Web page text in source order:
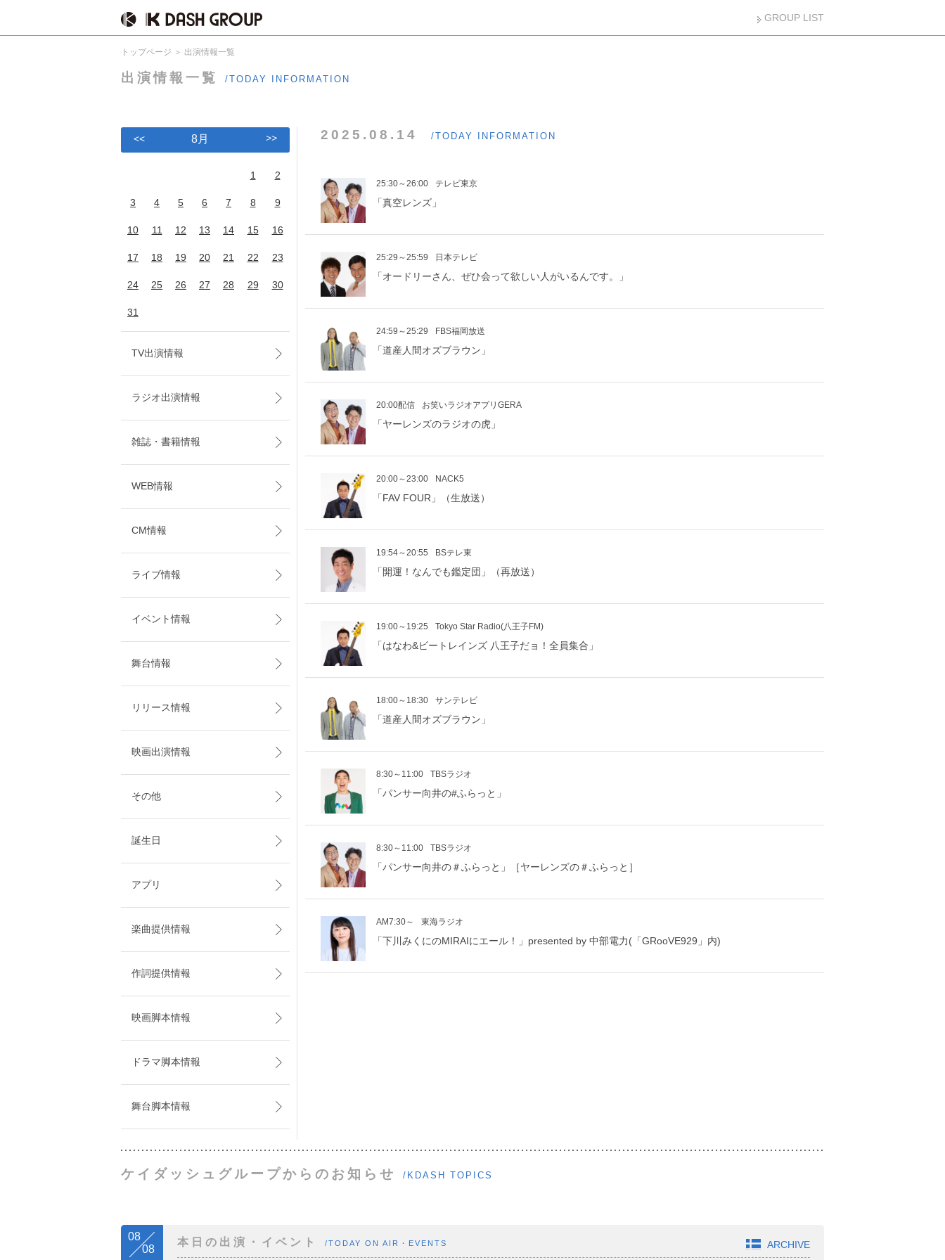
GROUP LIST
トップページ 出演情報一覧
出演情報一覧 /TODAY INFORMATION
2025.08.14 /TODAY INFORMATION
25:30～26:00 テレビ東京
「真空レンズ」
25:29～25:59 日本テレビ
「オードリーさん、ぜひ会って欲しい人がいるんです。」
24:59～25:29 FBS福岡放送
「道産人間オズブラウン」
20:00配信 お笑いラジオアプリGERA
「ヤーレンズのラジオの虎」
20:00～23:00 NACK5
「FAV FOUR」（生放送）
19:54～20:55 BSテレ東
「開運！なんでも鑑定団」（再放送）
19:00～19:25 Tokyo Star Radio(八王子FM)
「はなわ&ビートレインズ 八王子だョ！全員集合」
18:00～18:30 サンテレビ
「道産人間オズブラウン」
8:30～11:00 TBSラジオ
「パンサー向井の#ふらっと」
8:30～11:00 TBSラジオ
「パンサー向井の＃ふらっと」［ヤーレンズの＃ふらっと］
AM7:30～ 東海ラジオ
「下川みくにのMIRAIにエール！」presented by 中部電力(「GRooVE929」内)
<< 8月 >>
1 2
3 4 5 6 7 8 9
10 11 12 13 14 15 16
17 18 19 20 21 22 23
24 25 26 27 28 29 30
31
TV出演情報
ラジオ出演情報
雑誌・書籍情報
WEB情報
CM情報
ライブ情報
イベント情報
舞台情報
リリース情報
映画出演情報
その他
誕生日
アプリ
楽曲提供情報
作詞提供情報
映画脚本情報
ドラマ脚本情報
舞台脚本情報
ケイダッシュグループからのお知らせ /KDASH TOPICS
08
08
本日の出演・イベント /TODAY ON AIR・EVENTS ARCHIVE